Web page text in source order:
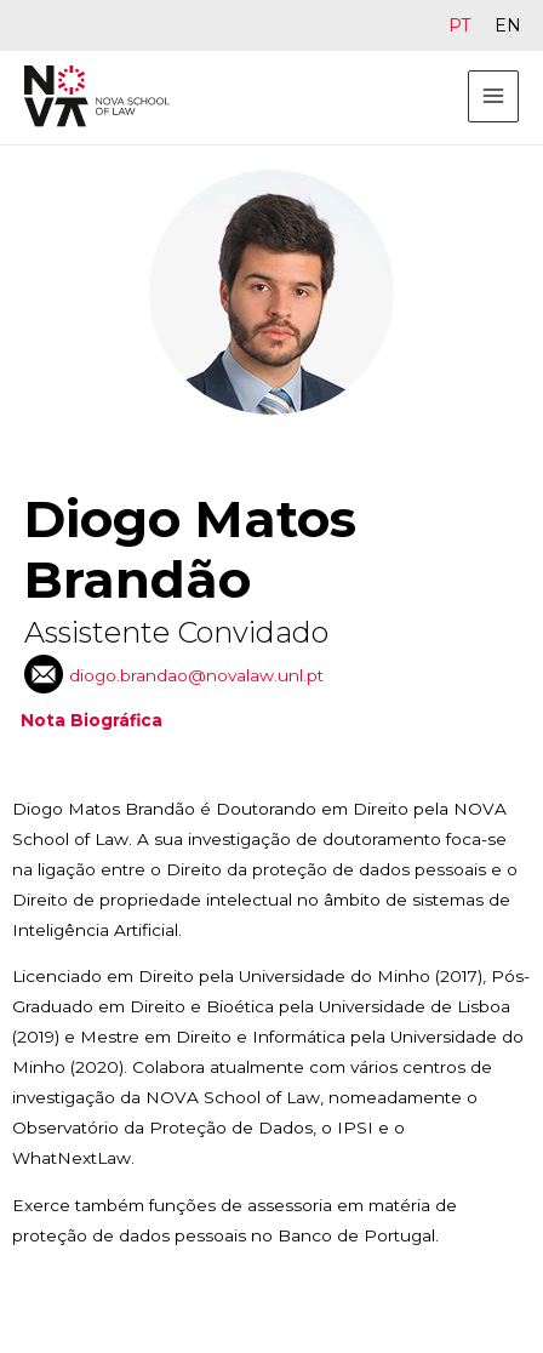
Diogo Matos
Brandão
Assistente Convidado
diogo.brandao@novalaw.unl.pt
Nota Biográfica
Diogo Matos Brandão é Doutorando em Direito pela NOVA
School of Law. A sua investigação de doutoramento foca-se
na ligação entre o Direito da proteção de dados pessoais e o
Direito de propriedade intelectual no âmbito de sistemas de
Inteligência Artificial.
Licenciado em Direito pela Universidade do Minho (2017), Pós-
Graduado em Direito e Bioética pela Universidade de Lisboa
(2019) e Mestre em Direito e Informática pela Universidade do
Minho (2020). Colabora atualmente com vários centros de
investigação da NOVA School of Law, nomeadamente o
Observatório da Proteção de Dados, o IPSI e o
WhatNextLaw.
Exerce também funções de assessoria em matéria de
proteção de dados pessoais no Banco de Portugal.
PT EN